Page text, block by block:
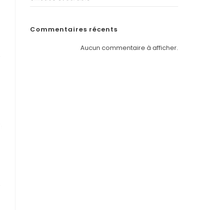
Commentaires récents
Aucun commentaire à afficher.